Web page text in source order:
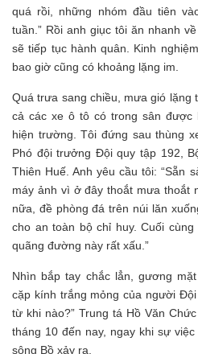
quá rồi, những nhóm đầu tiên
tuần.” Rồi anh giục tôi ăn nhanh
sẽ tiếp tục hành quân. Kinh
bao giờ cũng có khoảng lặng im.
Quá trưa sang chiều, mưa gió lặng
cả các xe ô tô có trong sân
hiện trường. Tôi đứng sau thùng
Phó đội trưởng Đội quy tập 192,
Thiên Huế. Anh yêu cầu tôi: “Sẵn
máy ảnh vì ở đây thoắt mưa thoắt
nữa, đề phòng đá trên núi lăn
cho an toàn bộ chỉ huy. Cuối
quãng đường này rất xấu.”
Nhìn bắp tay chắc lẳn, gương
cặp kính trắng mỏng của người
từ khi nào?” Trung tá Hồ Văn
tháng 10 đến nay, ngay khi sự
sông Bồ xảy ra.